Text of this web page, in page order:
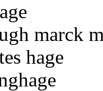
marck
hage